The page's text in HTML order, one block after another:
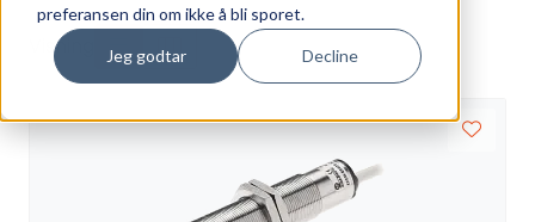
preferansen din om ikke å bli sporet.
Jeg godtar Decline
Visning